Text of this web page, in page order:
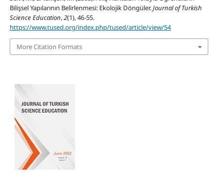
Bilişsel Yapılarının Belirlenmesi: Ekolojik Döngüler.Journal of Turkish
Science Education,2(1), 46-55.
https://www.tused.org/index.php/tused/article/view/54
More Citation Formats